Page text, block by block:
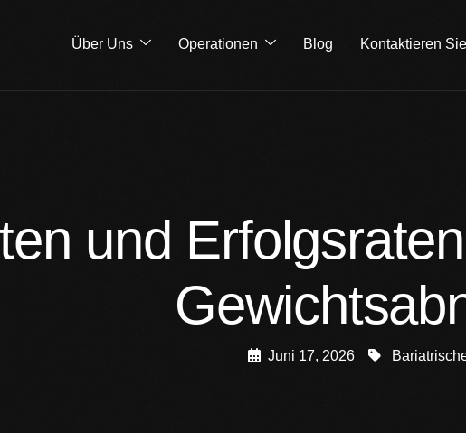
Über Uns Operationen Blog Kontaktieren
und
Juni 17, 2026